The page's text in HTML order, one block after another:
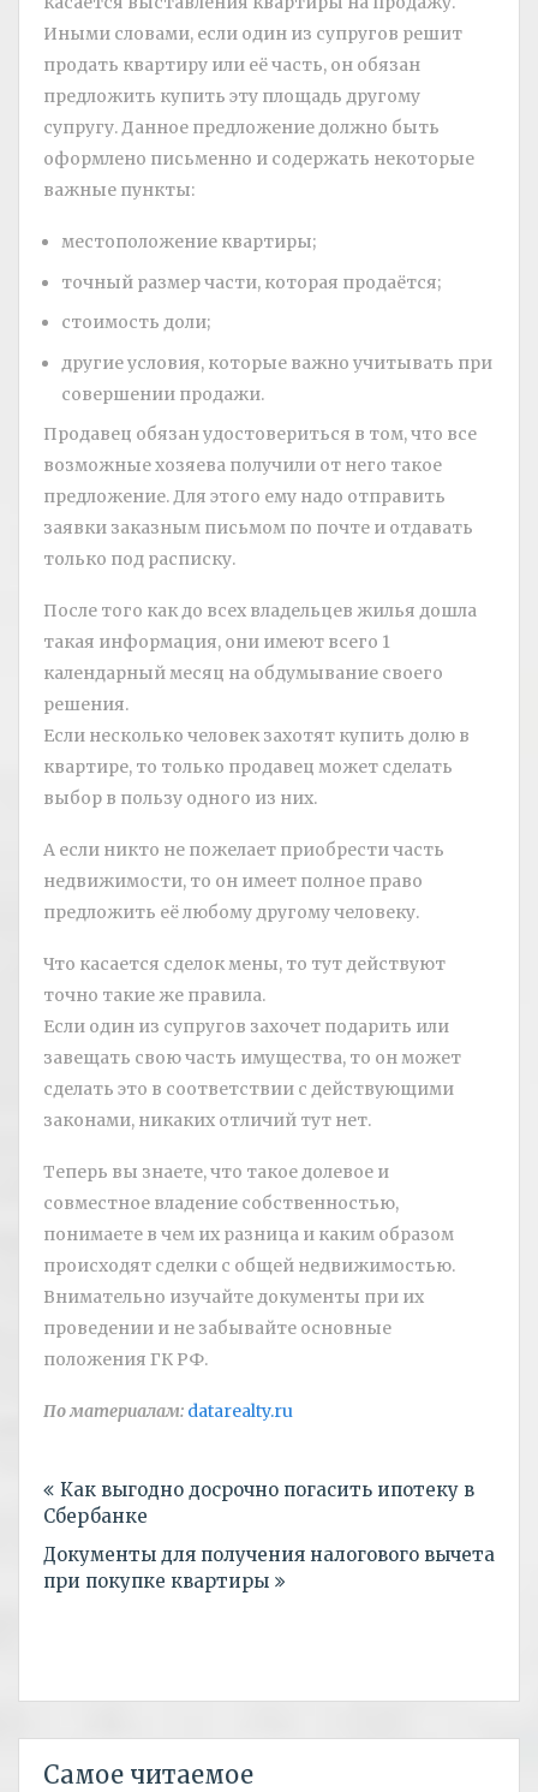
Иными словами, если один из супругов решит
продать квартиру или её часть, он обязан
предложить купить эту площадь другому
супругу. Данное предложение должно быть
оформлено письменно и содержать некоторые
важные пункты:
местоположение квартиры;
точный размер части, которая продаётся;
стоимость доли;
другие условия, которые важно учитывать при
совершении продажи.
Продавец обязан удостовериться в том, что все
возможные хозяева получили от него такое
предложение. Для этого ему надо отправить
заявки заказным письмом по почте и отдавать
только под расписку.
После того как до всех владельцев жилья дошла
такая информация, они имеют всего 1
календарный месяц на обдумывание своего
решения.
Если несколько человек захотят купить долю в
квартире, то только продавец может сделать
выбор в пользу одного из них.
А если никто не пожелает приобрести часть
недвижимости, то он имеет полное право
предложить её любому другому человеку.
Что касается сделок мены, то тут действуют
точно такие же правила.
Если один из супругов захочет подарить или
завещать свою часть имущества, то он может
сделать это в соответствии с действующими
законами, никаких отличий тут нет.
Теперь вы знаете, что такое долевое и
совместное владение собственностью,
понимаете в чем их разница и каким образом
происходят сделки с общей недвижимостью.
Внимательно изучайте документы при их
проведении и не забывайте основные
положения ГК РФ.
По материалам: datarealty.ru
по
записям
Как выгодно досрочно погасить ипотеку в
Сбербанке
Документы для получения налогового вычета
при покупке квартиры
Самое читаемое